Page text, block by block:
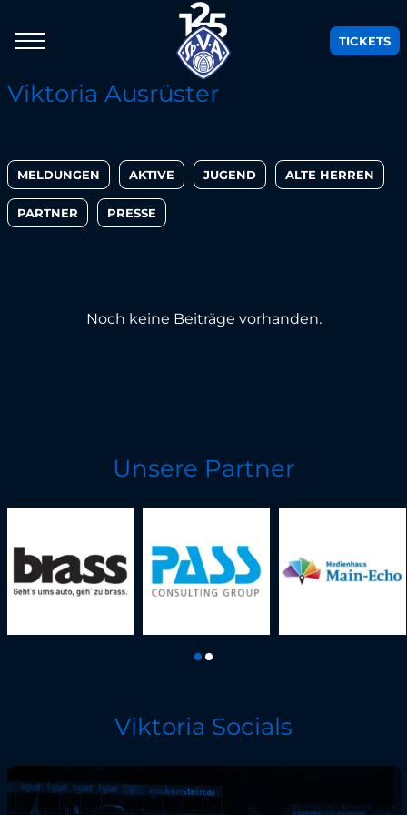
TICKETS
Viktoria Ausrüster
MELDUNGEN AKTIVE JUGEND ALTE HERREN
PARTNER PRESSE
Noch keine Beiträge vorhanden.
Unsere Partner
Viktoria Socials